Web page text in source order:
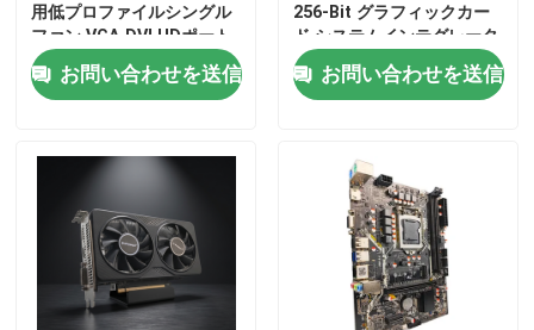
用低プロファイルシングル
ファン VGA DVI HDポート
GPUグラフィックカード
お問い合わせを送信
256-Bit グラフィックカー
ド システムインテグレータ
ー用 DP / HD / DVI ポート
お問い合わせを送信